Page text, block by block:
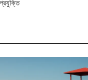
প্রযুক্তি